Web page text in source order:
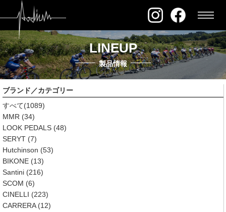
LINEUP
製品情報
ブランド／カテゴリー
すべて(1089)
MMR (34)
LOOK PEDALS (48)
SERYT (7)
Hutchinson (53)
BIKONE (13)
Santini (216)
SCOM (6)
CINELLI (223)
CARRERA(12)